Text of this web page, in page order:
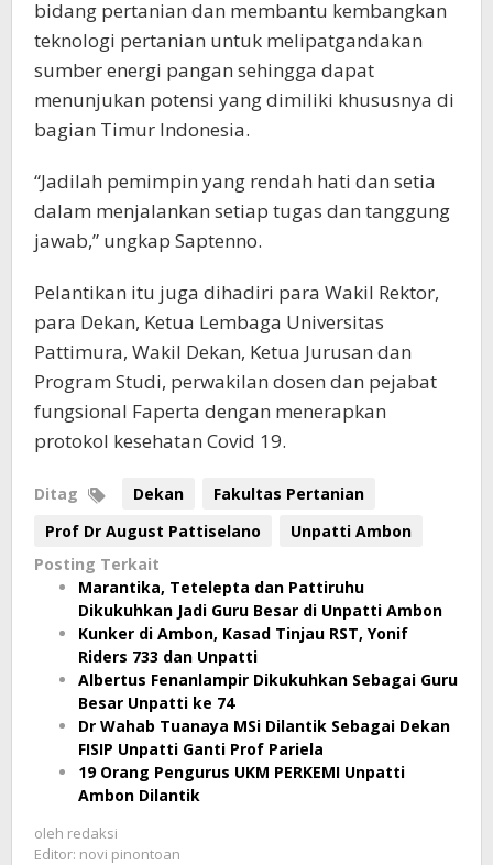
bidang pertanian dan membantu kembangkan
teknologi pertanian untuk melipatgandakan
sumber energi pangan sehingga dapat
menunjukan potensi yang dimiliki khususnya di
bagian Timur Indonesia.
“Jadilah pemimpin yang rendah hati dan setia
dalam menjalankan setiap tugas dan tanggung
jawab,” ungkap Saptenno.
Pelantikan itu juga dihadiri para Wakil Rektor,
para Dekan, Ketua Lembaga Universitas
Pattimura, Wakil Dekan, Ketua Jurusan dan
Program Studi, perwakilan dosen dan pejabat
fungsional Faperta dengan menerapkan
protokol kesehatan Covid 19.
Ditag Dekan
Fakultas Pertanian
Prof Dr August Pattiselano
Unpatti Ambon
Posting Terkait
Marantika, Tetelepta dan Pattiruhu
Dikukuhkan Jadi Guru Besar di Unpatti Ambon
Kunker di Ambon, Kasad Tinjau RST, Yonif
Riders 733 dan Unpatti
Albertus Fenanlampir Dikukuhkan Sebagai Guru
Besar Unpatti ke 74
Dr Wahab Tuanaya MSi Dilantik Sebagai Dekan
FISIP Unpatti Ganti Prof Pariela
19 Orang Pengurus UKM PERKEMI Unpatti
Ambon Dilantik
oleh redaksi
Editor: novi pinontoan